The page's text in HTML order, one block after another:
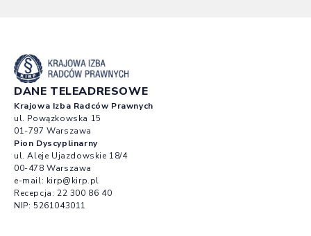
DANE TELEADRESOWE
Krajowa Izba Radców Prawnych
ul. Powązkowska 15
01-797 Warszawa
Pion Dyscyplinarny
ul. Aleje Ujazdowskie 18/4
00-478 Warszawa
e-mail: kirp@kirp.pl
Recepcja: 22 300 86 40
NIP: 5261043011